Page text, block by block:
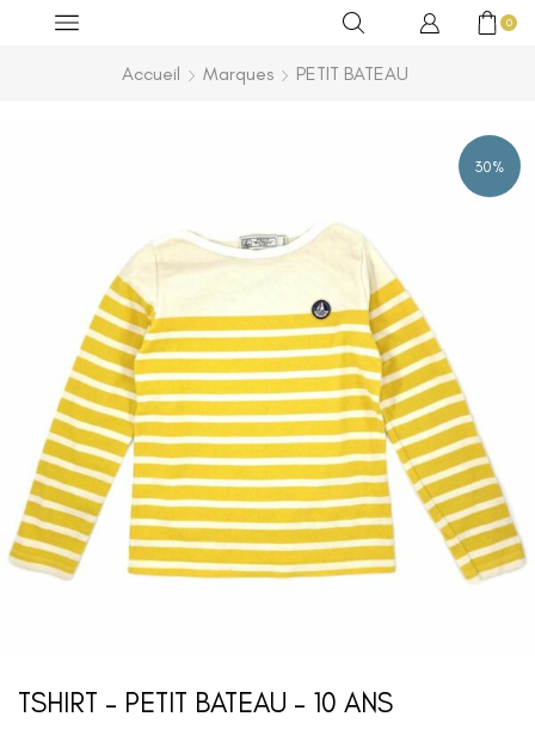
0
Accueil Marques PETIT BATEAU
30%
TSHIRT – PETIT BATEAU – 10 ANS